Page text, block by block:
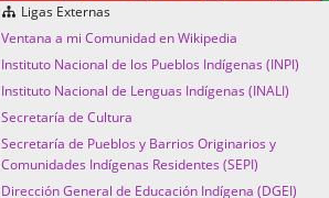
Ligas Externas
Ventana a mi Comunidad en Wikipedia
Instituto Nacional de los Pueblos Indígenas (INPI)
Instituto Nacional de Lenguas Indígenas (INALI)
Secretaría de Cultura
Secretaría de Pueblos y Barrios Originarios y
Comunidades Indígenas Residentes (SEPI)
Dirección General de Educación Indígena (DGEI)